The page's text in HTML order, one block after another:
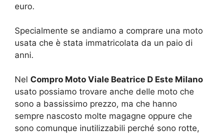
euro.
Specialmente se andiamo a comprare una moto
usata che è stata immatricolata da un paio di
anni.
Nel Compro Moto Viale Beatrice D Este Milano
usato possiamo trovare anche delle moto che
sono a bassissimo prezzo, ma che hanno
sempre nascosto molte magagne oppure che
sono comunque inutilizzabili perché sono rotte,